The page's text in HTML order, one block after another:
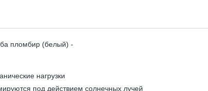
пломбир (белый) -
нагрузки
под действием солнечных лучей